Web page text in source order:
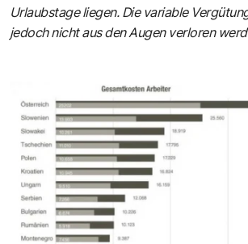
Urlaubstage liegen. Die variable
jedoch nicht aus den Augen verloren